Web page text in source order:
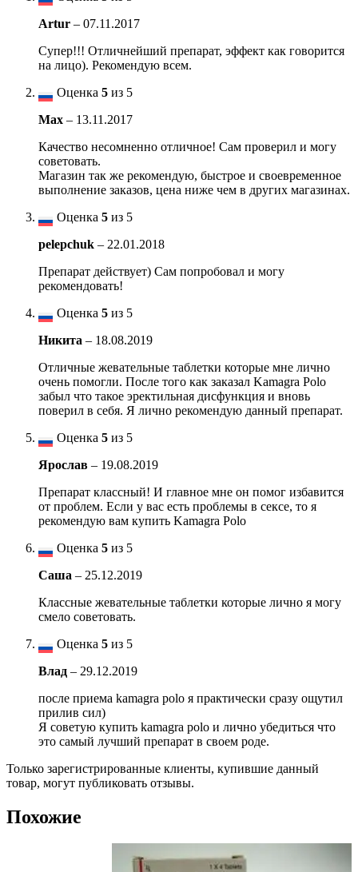
Artur – 07.11.2017
Супер!!! Отличнейший препарат, эффект как говорится
на лицо). Рекомендую всем.
Оценка 5 из 5
Max – 13.11.2017
Качество несомненно отличное! Сам проверил и могу
советовать.
Магазин так же рекомендую, быстрое и своевременное
выполнение заказов, цена ниже чем в других магазинах.
Оценка 5 из 5
pelepchuk – 22.01.2018
Препарат действует) Сам попробовал и могу
рекомендовать!
Оценка 5 из 5
Никита – 18.08.2019
Отличные жевательные таблетки которые мне лично
очень помогли. После того как заказал Kamagra Polo
забыл что такое эректильная дисфункция и вновь
поверил в себя. Я лично рекомендую данный препарат.
Оценка 5 из 5
Ярослав – 19.08.2019
Препарат классный! И главное мне он помог избавится
от проблем. Если у вас есть проблемы в сексе, то я
рекомендую вам купить Kamagra Polo
Оценка 5 из 5
Саша – 25.12.2019
Классные жевательные таблетки которые лично я могу
смело советовать.
Оценка 5 из 5
Влад – 29.12.2019
после приема kamagra polo я практически сразу ощутил
прилив сил)
Я советую купить kamagra polo и лично убедиться что
это самый лучший препарат в своем роде.
Только зарегистрированные клиенты, купившие данный
товар, могут публиковать отзывы.
Похожие